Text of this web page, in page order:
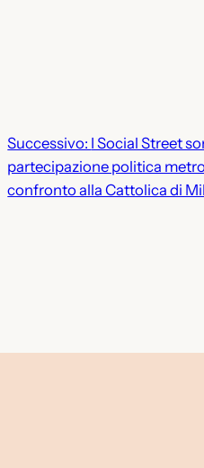
Successivo: I Social Street
partecipazione politica
confronto alla Cattolica di